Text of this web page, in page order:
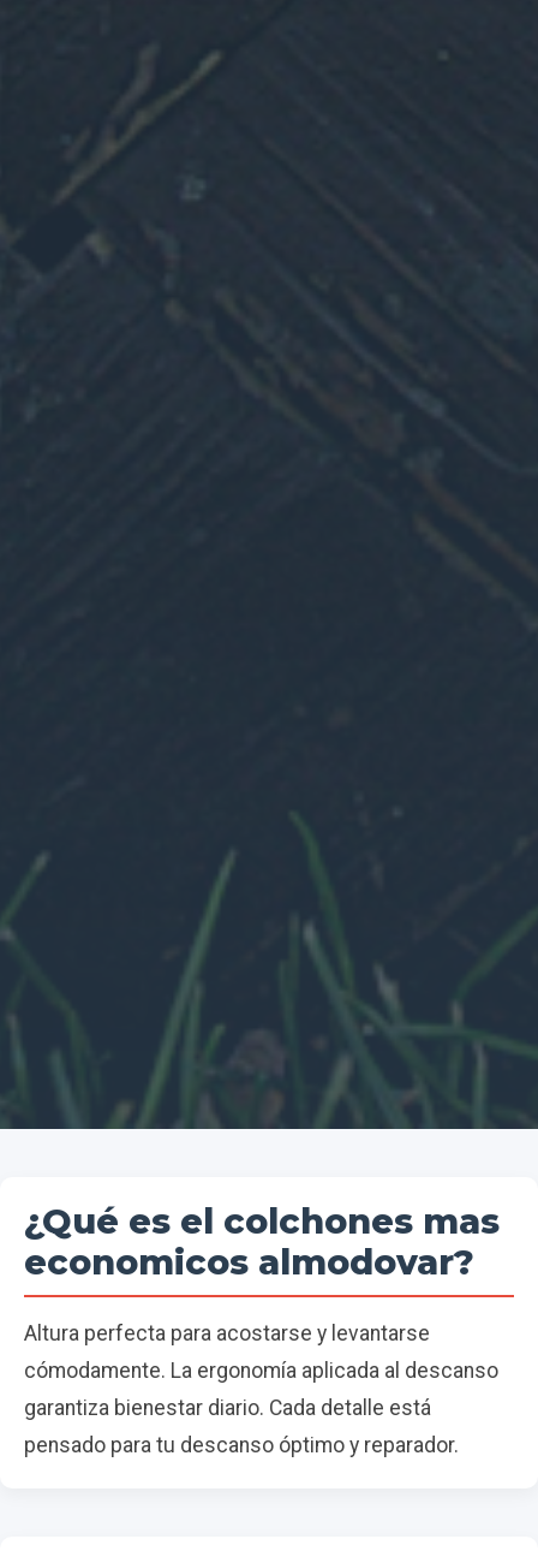
¿Qué es el colchones mas
economicos almodovar?
Altura perfecta para acostarse y levantarse
cómodamente. La ergonomía aplicada al descanso
garantiza bienestar diario. Cada detalle está
pensado para tu descanso óptimo y reparador.